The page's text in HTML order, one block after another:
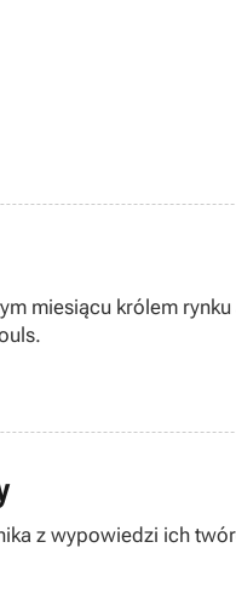
miesiącu królem rynku
z wypowiedzi ich